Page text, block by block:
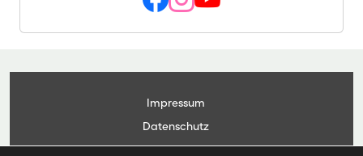
Impressum
Datenschutz
Kontakt